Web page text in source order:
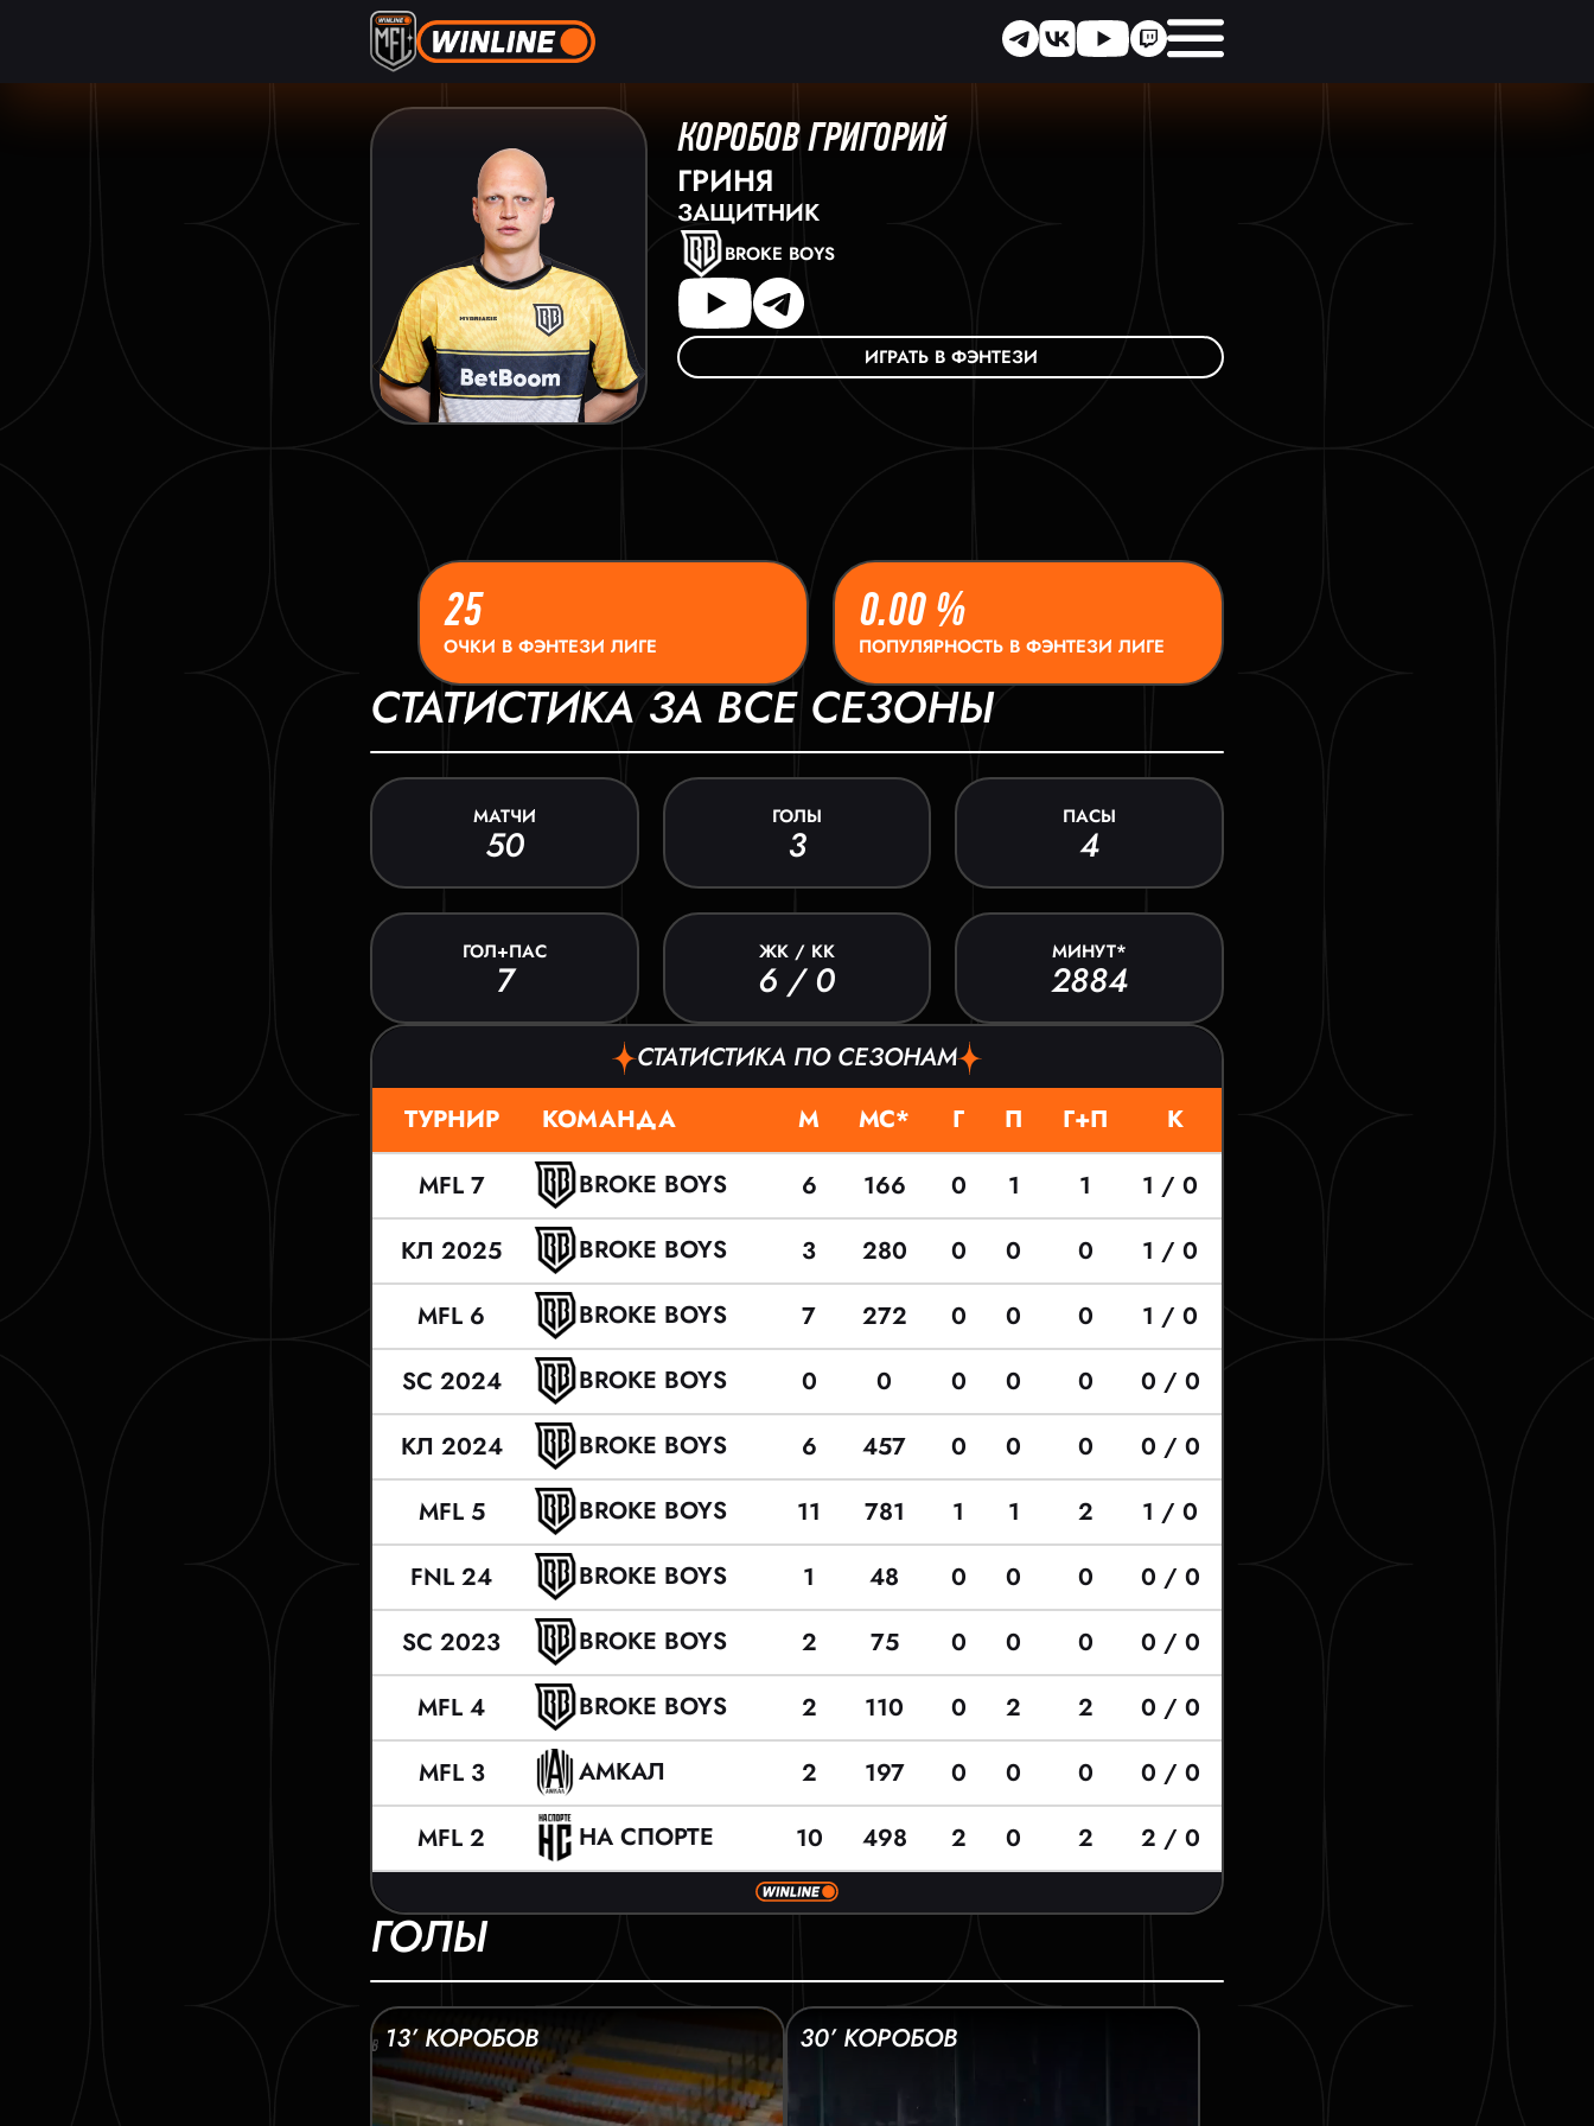
КОРОБОВ ГРИГОРИЙ
ГРИНЯ
ЗАЩИТНИК
BROKE BOYS
ИГРАТЬ В ФЭНТЕЗИ
25
ОЧКИ В ФЭНТЕЗИ ЛИГЕ
0.00 %
ПОПУЛЯРНОСТЬ В ФЭНТЕЗИ ЛИГЕ
СТАТИСТИКА ЗА ВСЕ СЕЗОНЫ
МАТЧИ
50
ГОЛЫ
3
ПАСЫ
4
ГОЛ+ПАС
7
ЖК / КК
6 / 0
МИНУТ*
2884
СТАТИСТИКА ПО СЕЗОНАМ
ТУРНИР КОМАНДА М МС* Г П Г+П
К
MFL 7
BROKE BOYS 6 166 0 1 1
1 / 0
КЛ 2025
BROKE BOYS 3 280 0 0 0
1 / 0
MFL 6
BROKE BOYS 7 272 0 0 0
1 / 0
SC 2024
BROKE BOYS 0 0 0 0 0
0 / 0
КЛ 2024
BROKE BOYS 6 457 0 0 0
0 / 0
MFL 5
BROKE BOYS 11 781 1 1 2
1 / 0
FNL 24
BROKE BOYS 1 48 0 0 0
0 / 0
SC 2023
BROKE BOYS 2 75 0 0 0
0 / 0
MFL 4
BROKE BOYS 2 110 0 2 2
0 / 0
MFL 3
АМКАЛ 2 197 0 0 0
0 / 0
MFL 2
НА СПОРТЕ 10 498 2 0 2 2 / 0
ГОЛЫ
13’ КОРОБОВ 30’ КОРОБОВ